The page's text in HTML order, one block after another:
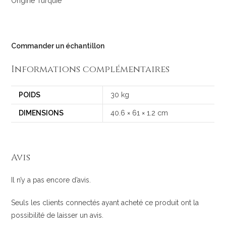
Commander un échantillon
Informations complémentaires
POIDS 30 kg
DIMENSIONS 40.6 × 61 × 1.2 cm
Avis
Il n’y a pas encore d’avis.
Seuls les clients connectés ayant acheté ce produit ont la
possibilité de laisser un avis.